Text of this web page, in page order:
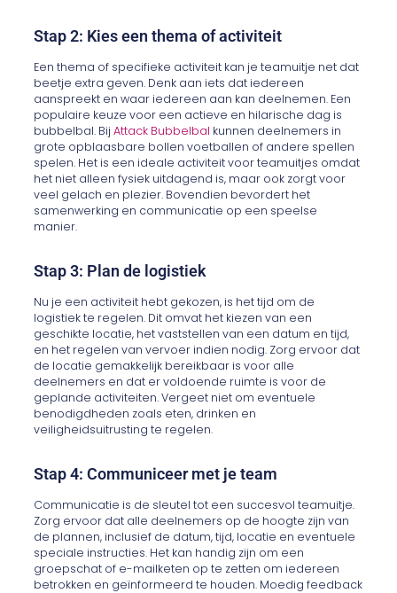
Stap 2: Kies een thema of activiteit
Een thema of specifieke activiteit kan je teamuitje net dat
beetje extra geven. Denk aan iets dat iedereen
aanspreekt en waar iedereen aan kan deelnemen. Een
populaire keuze voor een actieve en hilarische dag is
bubbelbal. BijAttack Bubbelbal kunnen deelnemers in
grote opblaasbare bollen voetballen of andere spellen
spelen. Het is een ideale activiteit voor teamuitjes omdat
het niet alleen fysiek uitdagend is, maar ook zorgt voor
veel gelach en plezier. Bovendien bevordert het
samenwerking en communicatie op een speelse
manier.
Stap 3: Plan de logistiek
Nu je een activiteit hebt gekozen, is het tijd om de
logistiek te regelen. Dit omvat het kiezen van een
geschikte locatie, het vaststellen van een datum en tijd,
en het regelen van vervoer indien nodig. Zorg ervoor dat
de locatie gemakkelijk bereikbaar is voor alle
deelnemers en dat er voldoende ruimte is voor de
geplande activiteiten. Vergeet niet om eventuele
benodigdheden zoals eten, drinken en
veiligheidsuitrusting te regelen.
Stap 4: Communiceer met je team
Communicatie is de sleutel tot een succesvol teamuitje.
Zorg ervoor dat alle deelnemers op de hoogte zijn van
de plannen, inclusief de datum, tijd, locatie en eventuele
speciale instructies. Het kan handig zijn om een
groepschat of e-mailketen op te zetten om iedereen
betrokken en geïnformeerd te houden. Moedig feedback